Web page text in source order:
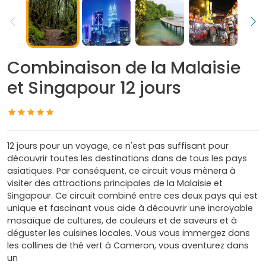
Combinaison de la Malaisie
et Singapour 12 jours
12 jours pour un voyage, ce n'est pas suffisant pour
découvrir toutes les destinations dans de tous les pays
asiatiques. Par conséquent, ce circuit vous mènera à
visiter des attractions principales de la Malaisie et
Singapour. Ce circuit combiné entre ces deux pays qui est
unique et fascinant vous aide à découvrir une incroyable
mosaïque de cultures, de couleurs et de saveurs et à
déguster les cuisines locales. Vous vous immergez dans
les collines de thé vert à Cameron, vous aventurez dans
un